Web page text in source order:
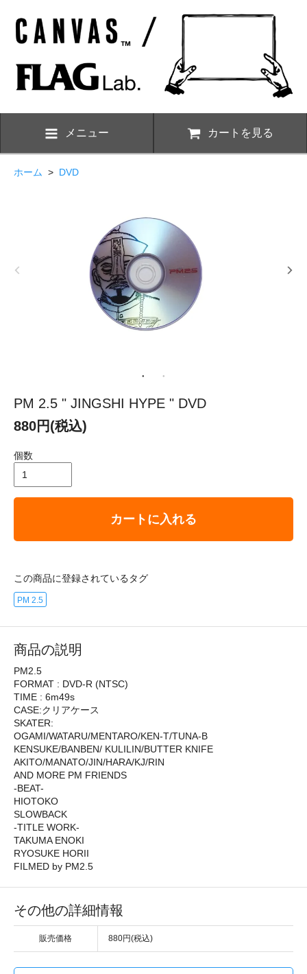
メニュー カートを見る
ホーム > DVD
PM 2.5 " JINGSHI HYPE " DVD
880円(税込)
個数
カートに入れる
この商品に登録されているタグ
PM 2.5
商品の説明
PM2.5
FORMAT : DVD-R (NTSC)
TIME : 6m49s
CASE:クリアケース
SKATER:
OGAMI/WATARU/MENTARO/KEN-T/TUNA-B
KENSUKE/BANBEN/ KULILIN/BUTTER KNIFE
AKITO/MANATO/JIN/HARA/KJ/RIN
AND MORE PM FRIENDS
-BEAT-
HIOTOKO
SLOWBACK
-TITLE WORK-
TAKUMA ENOKI
RYOSUKE HORII
FILMED by PM2.5
その他の詳細情報
販売価格 880円(税込)